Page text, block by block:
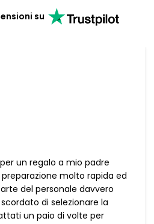
su
un regalo a mio padre
molto rapida ed
del personale davvero
di selezionare la
un paio di volte per